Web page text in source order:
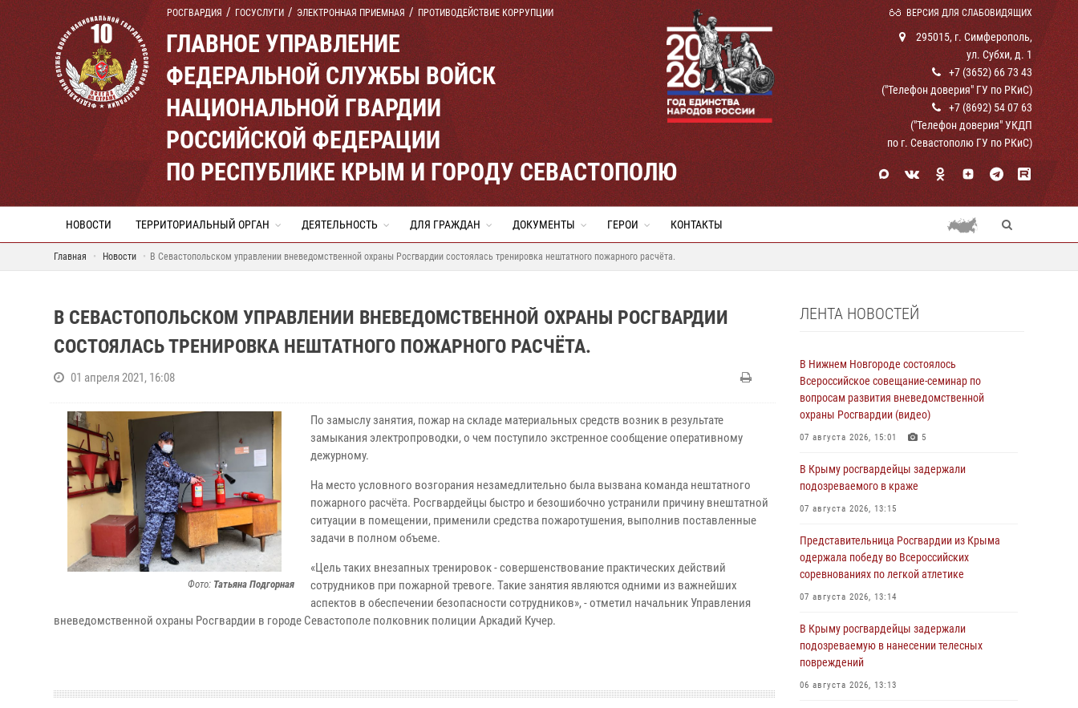
РОСГВАРДИЯ ГОСУСЛУГИ ЭЛЕКТРОННАЯ ПРИЕМНАЯ ПРОТИВОДЕЙСТВИЕ КОРРУПЦИИ ВЕРСИЯ ДЛЯ СЛАБОВИДЯЩИХ
ГЛАВНОЕ УПРАВЛЕНИЕ
ФЕДЕРАЛЬНОЙ СЛУЖБЫ ВОЙСК
НАЦИОНАЛЬНОЙ ГВАРДИИ
РОССИЙСКОЙ ФЕДЕРАЦИИ
ПО РЕСПУБЛИКЕ КРЫМ И ГОРОДУ СЕВАСТОПОЛЮ
295015, г. Симферополь,
ул. Субхи, д. 1
+7 (3652) 66 73 43
("Телефон доверия" ГУ по РКиС)
+7 (8692) 54 07 63
("Телефон доверия" УКДП
по г. Севастополю ГУ по РКиС)
НОВОСТИ ТЕРРИТОРИАЛЬНЫЙ ОРГАН ДЕЯТЕЛЬНОСТЬ ДЛЯ ГРАЖДАН ДОКУМЕНТЫ ГЕРОИ КОНТАКТЫ
Главная Новости В Севастопольском управлении вневедомственной охраны Росгвардии состоялась тренировка нештатного пожарного расчёта.
В СЕВАСТОПОЛЬСКОМ УПРАВЛЕНИИ ВНЕВЕДОМСТВЕННОЙ ОХРАНЫ РОСГВАРДИИ
СОСТОЯЛАСЬ ТРЕНИРОВКА НЕШТАТНОГО ПОЖАРНОГО РАСЧЁТА.
01 апреля 2021, 16:08
Фото: Татьяна Подгорная
По замыслу занятия, пожар на складе материальных средств возник в результате
замыкания электропроводки, о чем поступило экстренное сообщение оперативному
дежурному.
На место условного возгорания незамедлительно была вызвана команда нештатного
пожарного расчёта. Росгвардейцы быстро и безошибочно устранили причину внештатной
ситуации в помещении, применили средства пожаротушения, выполнив поставленные
задачи в полном объеме.
«Цель таких внезапных тренировок - совершенствование практических действий
сотрудников при пожарной тревоге. Такие занятия являются одними из важнейших
аспектов в обеспечении безопасности сотрудников», - отметил начальник Управления
вневедомственной охраны Росгвардии в городе Севастополе полковник полиции Аркадий Кучер.
ЛЕНТА НОВОСТЕЙ
В Нижнем Новгороде состоялось
Всероссийское совещание-семинар по
вопросам развития вневедомственной
охраны Росгвардии (видео)
07 августа 2026, 15:01 5
В Крыму росгвардейцы задержали
подозреваемого в краже
07 августа 2026, 13:15
Представительница Росгвардии из Крыма
одержала победу во Всероссийских
соревнованиях по легкой атлетике
07 августа 2026, 13:14
В Крыму росгвардейцы задержали
подозреваемую в нанесении телесных
повреждений
06 августа 2026, 13:13